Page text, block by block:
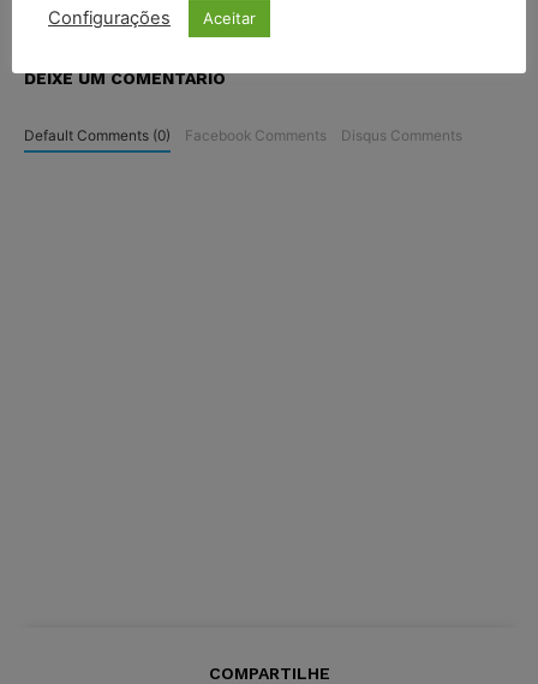
DEIXE UM COMENTÁRIO
Default Comments (0) Facebook Comments Disqus Comments
COMPARTILHE
Configurações Aceitar